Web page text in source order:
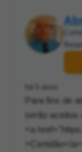
Para fins de
serão aceitos
<a
>Certidão</